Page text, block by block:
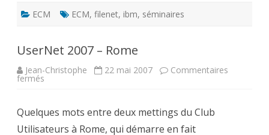
ECM ECM, filenet, ibm, séminaires
UserNet 2007 – Rome
Jean-Christophe 22 mai 2007 Commentaires
fermés
Rome
Quelques mots entre deux mettings du Club
Utilisateurs à Rome, qui démarre en fait